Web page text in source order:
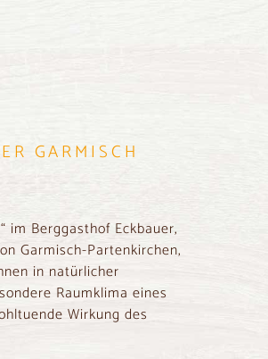
GARMISCH
im Berggasthof Eckbauer,
Garmisch-Partenkirchen,
in natürlicher
Raumklima eines
Wirkung des